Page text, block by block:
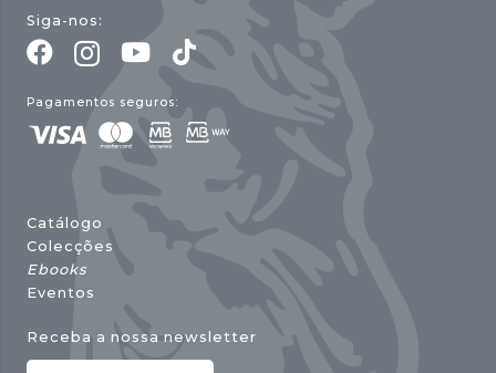
Siga-nos:
Pagamentos seguros:
Catálogo
Colecções
Ebooks
Eventos
Receba a nossa newsletter